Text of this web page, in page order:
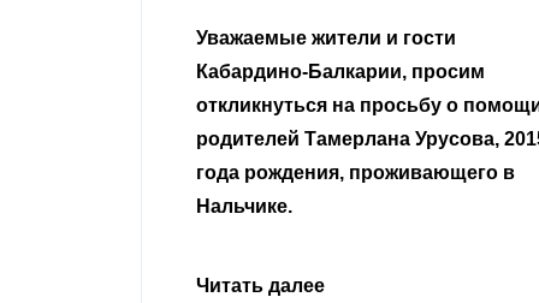
Уважаемые земляки и все
неравнодушные граждане.
Читать далее